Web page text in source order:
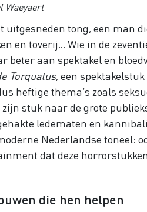
Waeyaert
uitgesneden tong, een man
en toverij… Wie in de
beter aan spektakel en
Torquatus, een
heftige thema’s zoals
stuk naar de grote
ledematen en
Nederlandse toneel:
dat deze
die hen helpen